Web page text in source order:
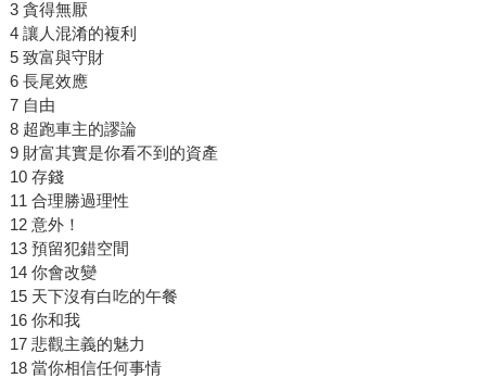
3 貪得無厭
4 讓人混淆的複利
5 致富與守財
6 長尾效應
7 自由
8 超跑車主的謬論
9 財富其實是你看不到的資產
10 存錢
11 合理勝過理性
12 意外！
13 預留犯錯空間
14 你會改變
15 天下沒有白吃的午餐
16 你和我
17 悲觀主義的魅力
18 當你相信任何事情